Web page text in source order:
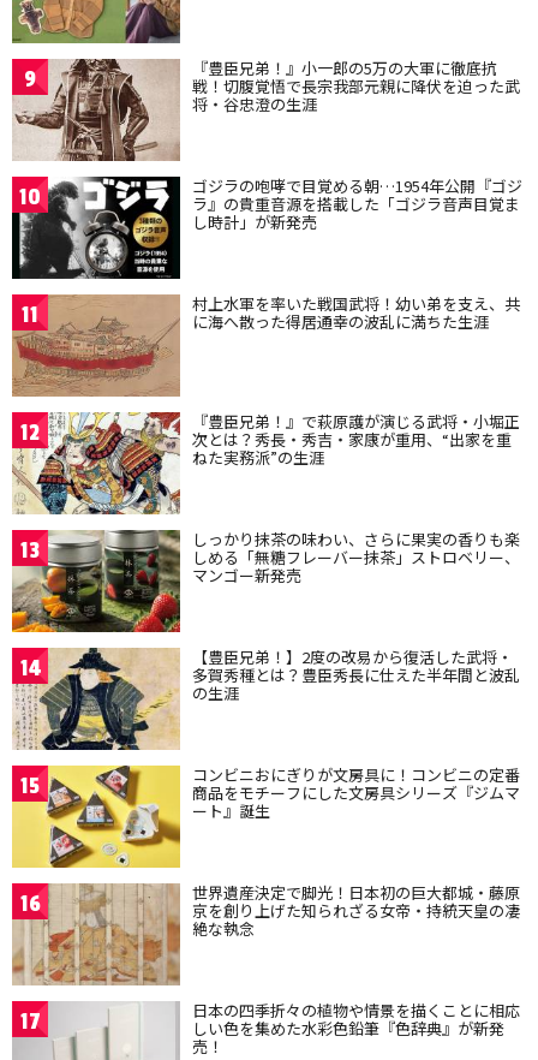
9 『豊臣兄弟！』小一郎の5万の大軍に徹底抗
戦！切腹覚悟で長宗我部元親に降伏を迫った武
将・谷忠澄の生涯
10 ゴジラの咆哮で目覚める朝…1954年公開『ゴジ
ラ』の貴重音源を搭載した「ゴジラ音声目覚ま
し時計」が新発売
11 村上水軍を率いた戦国武将！幼い弟を支え、共
に海へ散った得居通幸の波乱に満ちた生涯
12 『豊臣兄弟！』で萩原護が演じる武将・小堀正
次とは？秀長・秀吉・家康が重用、“出家を重
ねた実務派”の生涯
13 しっかり抹茶の味わい、さらに果実の香りも楽
しめる「無糖フレーバー抹茶」ストロベリー、
マンゴー新発売
14 【豊臣兄弟！】2度の改易から復活した武将・
多賀秀種とは？豊臣秀長に仕えた半年間と波乱
の生涯
15 コンビニおにぎりが文房具に！コンビニの定番
商品をモチーフにした文房具シリーズ『ジムマ
ート』誕生
16 世界遺産決定で脚光！日本初の巨大都城・藤原
京を創り上げた知られざる女帝・持統天皇の凄
絶な執念
17 日本の四季折々の植物や情景を描くことに相応
しい色を集めた水彩色鉛筆『色辞典』が新発
売！